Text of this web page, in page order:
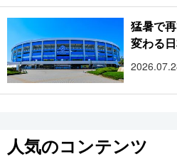
猛暑で
変わる
人気のコンテンツ